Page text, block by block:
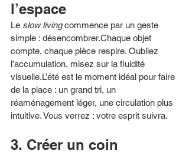
l’espace
Le slow living commence par un geste
simple : désencombrer.Chaque objet
compte, chaque pièce respire. Oubliez
l’accumulation, misez sur la fluidité
visuelle.L’été est le moment idéal pour faire
de la place : un grand tri, un
réaménagement léger, une circulation plus
intuitive. Vous verrez : votre esprit suivra.
3. Créer un coin